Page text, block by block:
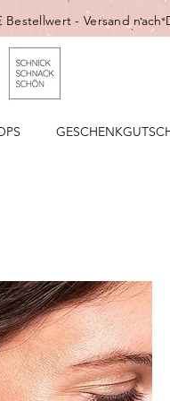
Bestellwert -Versand nach